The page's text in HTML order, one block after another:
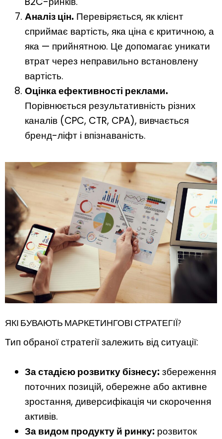
Аналіз цін. Перевіряється, як клієнт
сприймає вартість, яка ціна є критичною, а
яка — прийнятною. Це допомагає уникати
втрат через неправильно встановлену
вартість.
Оцінка ефективності реклами.
Порівнюється результативність різних
каналів (CPC, CTR, CPA), вивчається
бренд-ліфт і впізнаваність.
ЯКІ БУВАЮТЬ МАРКЕТИНГОВІ СТРАТЕГІЇ?
Тип обраної стратегії залежить від ситуації:
За стадією розвитку бізнесу:збереження
поточних позицій, обережне або активне
зростання, диверсифікація чи скорочення
активів.
За видом продукту й ринку: розвиток